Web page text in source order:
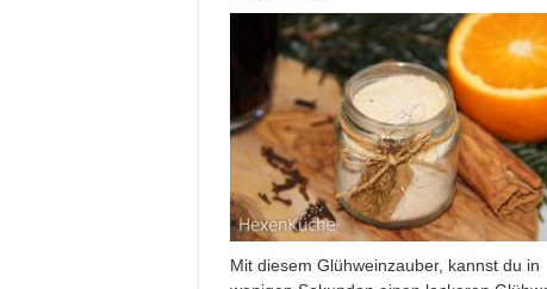
Mit diesem Glühweinzauber, kannst du in